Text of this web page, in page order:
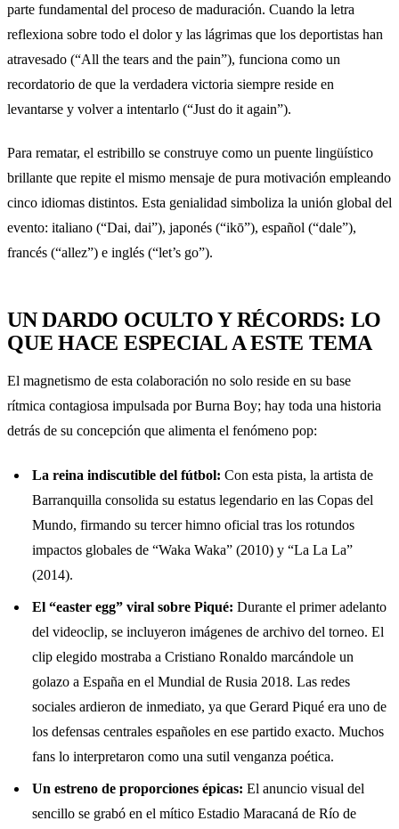
parte fundamental del proceso de maduración. Cuando la letra
reflexiona sobre todo el dolor y las lágrimas que los deportistas han
atravesado (“All the tears and the pain”), funciona como un
recordatorio de que la verdadera victoria siempre reside en
levantarse y volver a intentarlo (“Just do it again”).
Para rematar, el estribillo se construye como un puente lingüístico
brillante que repite el mismo mensaje de pura motivación empleando
cinco idiomas distintos. Esta genialidad simboliza la unión global del
evento: italiano (“Dai, dai”), japonés (“ikō”), español (“dale”),
francés (“allez”) e inglés (“let’s go”).
UN DARDO OCULTO Y RÉCORDS: LO
QUE HACE ESPECIAL A ESTE TEMA
El magnetismo de esta colaboración no solo reside en su base
rítmica contagiosa impulsada por Burna Boy; hay toda una historia
detrás de su concepción que alimenta el fenómeno pop:
La reina indiscutible del fútbol: Con esta pista, la artista de
Barranquilla consolida su estatus legendario en las Copas del
Mundo, firmando su tercer himno oficial tras los rotundos
impactos globales de “Waka Waka” (2010) y “La La La”
(2014).
El “easter egg” viral sobre Piqué: Durante el primer adelanto
del videoclip, se incluyeron imágenes de archivo del torneo. El
clip elegido mostraba a Cristiano Ronaldo marcándole un
golazo a España en el Mundial de Rusia 2018. Las redes
sociales ardieron de inmediato, ya que Gerard Piqué era uno de
los defensas centrales españoles en ese partido exacto. Muchos
fans lo interpretaron como una sutil venganza poética.
Un estreno de proporciones épicas: El anuncio visual del
sencillo se grabó en el mítico Estadio Maracaná de Río de